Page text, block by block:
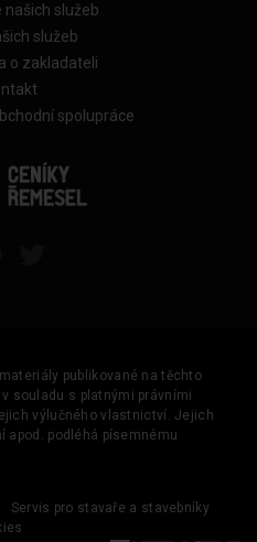
našich služeb
služeb
o zakladateli
spolupráce
publikované na těchto
souladu s platnými právními
výlučného vlastnictví. Jejich
apod. podléhá písemnému
Servis pro stavaře a stavebníky